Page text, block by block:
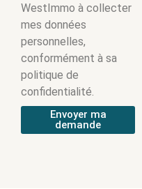
WestImmo à collecter
mes données
personnelles,
conformément à sa
politique de
confidentialité.
Envoyer ma
demande